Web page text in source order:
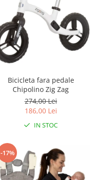
Bicicleta fara pedale
Chipolino Zig Zag
274,00 Lei
186,00 Lei
IN STOC
-17%